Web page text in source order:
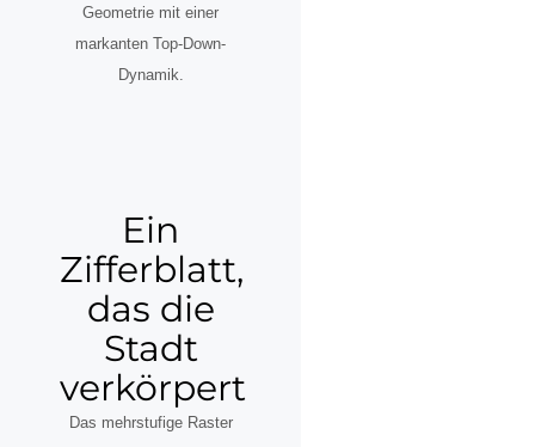
Geometrie mit einer
markanten Top-Down-
Dynamik.
Ein
Zifferblatt,
das die
Stadt
verkörpert
Das mehrstufige Raster